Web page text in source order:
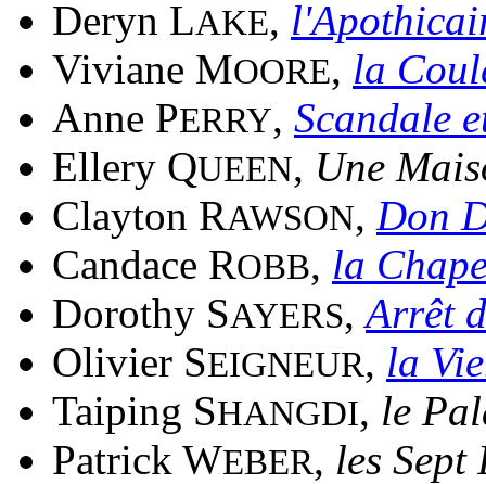
Deryn LAKE,
Viviane MOORE, la
Anne PERRY, Scandale
Ellery QUEEN, Une
Clayton RAWSON, Don
Candace ROBB, la
Dorothy SAYERS,Arrêt
Olivier SEIGNEUR, la
Taiping SHANGDI, le
Patrick WEBER, les Sept